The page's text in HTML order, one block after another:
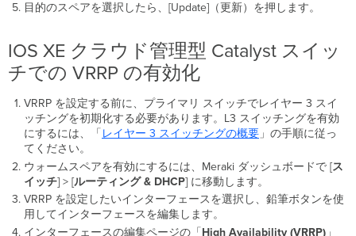
優
順
位
相
運
用
性
ス
ペ
ア
追
加
時
目的のスペアを選択したら、[Update]（更新）を押します。
IOS XE クラウド管理型 Catalyst スイッ
チでの VRRP の有効化
VRRP を設定する前に、プライマリ スイッチでレイヤー 3 スイ
ッチングを初期化する必要があります。L3 スイッチングを有効
にするには、「 レイヤー 3 スイッチングの概要」の手順に従っ
てください。
ウォームスペアを有効にするには、Meraki ダッシュボードで [ス
イッチ] > [ルーティング & DHCP] に移動します。
VRRP を設定したいインターフェースを選択し、鉛筆ボタンを使
用してインターフェースを編集します。
インターフェースの編集ページの「HighAvailability (VRRP)」